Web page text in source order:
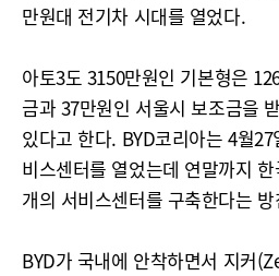
만원대 전기차 시대를 열었다.
아토3도 3150만원인 기본형은
금과 37만원인 서울시 보조금을
있다고 한다. BYD코리아는 4월
비스센터를 열었는데 연말까지
개의 서비스센터를 구축한다는
BYD가 국내에 안착하면서 지커